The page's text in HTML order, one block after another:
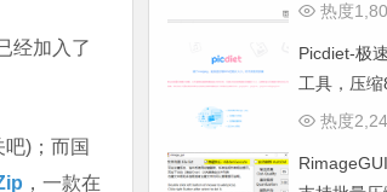
经加入了
)；而国
，一款在
热度
Picdiet-极
工具，压
热度